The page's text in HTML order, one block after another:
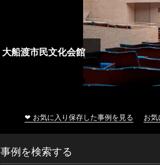
大船渡市民文化会館
❤ お気に入り保存した事例を見る お
事例を検索する